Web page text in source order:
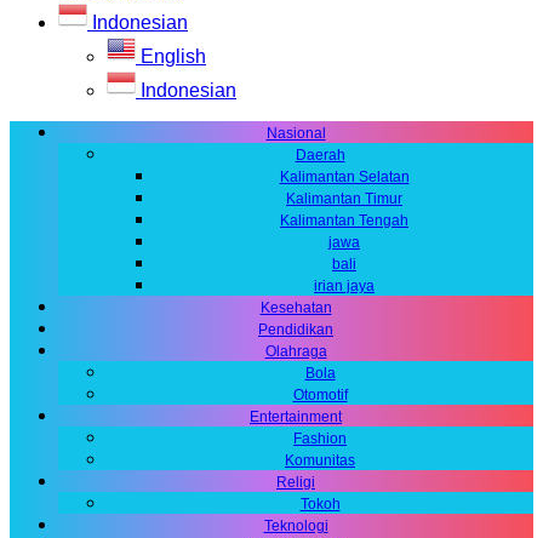
Indonesian
English
Indonesian
Nasional
Daerah
Kalimantan Selatan
Kalimantan Timur
Kalimantan Tengah
jawa
bali
irian jaya
Kesehatan
Pendidikan
Olahraga
Bola
Otomotif
Entertainment
Fashion
Komunitas
Religi
Tokoh
Teknologi